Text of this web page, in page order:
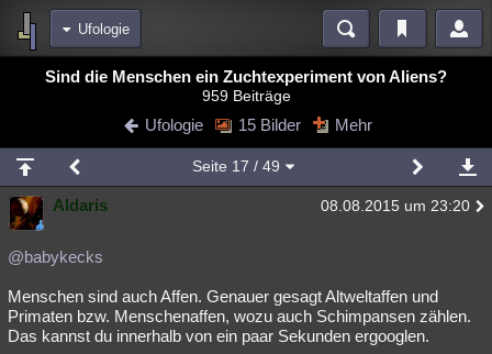
Ufologie
Bereiche
Blogs Videos
Chat Wiki Neuigkeiten
meine Rubriken
Menschen Mystery Kriminalfälle
Spiritualität
Natur Umfragen Unterhaltung
weitere Rubriken
Sind die Menschen ein Zuchtexperiment von Aliens?
959 Beiträge
Ufologie 15 Bilder Mehr
Seite 17 / 49
Aldaris 08.08.2015 um 23:20
@babykecks
Menschen sind auch Affen. Genauer gesagt Altweltaffen und
Primaten bzw. Menschenaffen, wozu auch Schimpansen zählen.
Das kannst du innerhalb von ein paar Sekunden ergooglen.